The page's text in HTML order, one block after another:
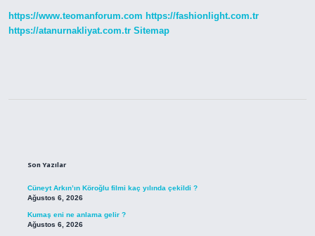
https://www.teomanforum.com https://fashionlight.com.tr
https://atanurnakliyat.com.tr Sitemap
Son Yazılar
Cüneyt Arkın’ın Köroğlu filmi kaç yılında çekildi ?
Ağustos 6, 2026
Kumaş eni ne anlama gelir ?
Ağustos 6, 2026